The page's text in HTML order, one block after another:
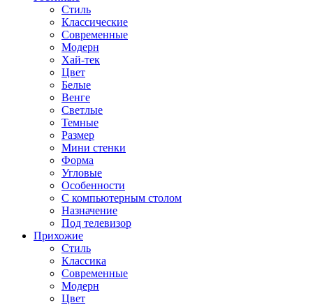
Стиль
Классические
Современные
Модерн
Хай-тек
Цвет
Белые
Венге
Светлые
Темные
Размер
Мини стенки
Форма
Угловые
Особенности
С компьютерным столом
Назначение
Под телевизор
Прихожие
Стиль
Классика
Современные
Модерн
Цвет